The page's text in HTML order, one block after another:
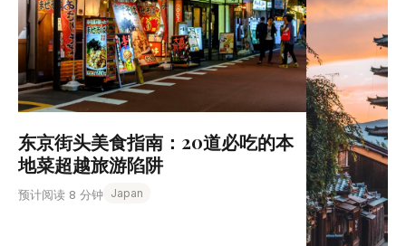
东京街头美食指南：20道必吃的本
地菜超越旅游陷阱
预计阅读 8 分钟 Japan